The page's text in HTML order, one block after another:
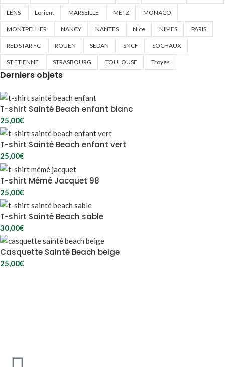
LENS Lorient MARSEILLE METZ MONACO
MONTPELLIER NANCY NANTES Nice NIMES PARIS
RED STAR FC ROUEN SEDAN SNCF SOCHAUX
ST ETIENNE STRASBOURG TOULOUSE Troyes
Derniers objets
T-shirt Sainté Beach enfant blanc
25,00€
T-shirt Sainté Beach enfant vert
25,00€
T-shirt Mémé Jacquet 98
25,00€
T-shirt Sainté Beach sable
30,00€
Casquette Sainté Beach beige
25,00€